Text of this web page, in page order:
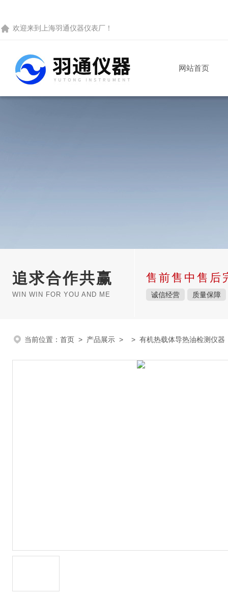
欢迎来到 上海羽通仪器仪表厂 ！
网站首页
追求合作共赢
WIN WIN FOR YOU AND ME
售前售中售后
诚信经营 质量保障
当前位置： 首页 > 产品展示 > > 有机热载体导热油检测仪器